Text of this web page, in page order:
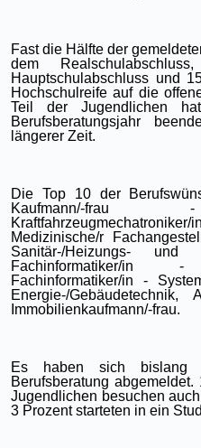
Fast die Hälfte der
dem
Hauptschulabschluss und
Hochschulreife auf die
Teil der Jugendlichen
Berufsberatungsjahr
längerer Zeit.
Die Top 10 der
Kaufmann/-frau -
Medizinische/r
Sanitär-/Heizungs- und
Fachinformatiker/in -
Fachinformatiker/in -
Energie-/Gebäudetechnik,
Immobilienkaufmann/-frau.
Es haben sich bislang
Berufsberatung
Jugendlichen besuchen
3 Prozent starteten in ein